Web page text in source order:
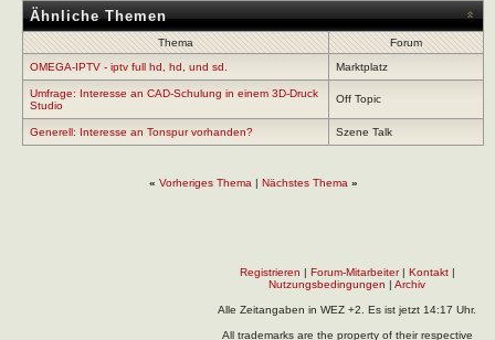
Ähnliche Themen
Thema
Forum
OMEGA-IPTV - iptv full hd, hd, und sd.
Marktplatz
Umfrage: Interesse an CAD-Schulung in einem 3D-Druck
Studio
Off Topic
Generell: Interesse an Tonspur vorhanden? Szene Talk
« Vorheriges Thema | Nächstes Thema »
Registrieren | Forum-Mitarbeiter| Kontakt|
Nutzungsbedingungen | Archiv
Alle Zeitangaben in WEZ +2. Es ist jetzt 14:17 Uhr.
All trademarks are the property of their respective